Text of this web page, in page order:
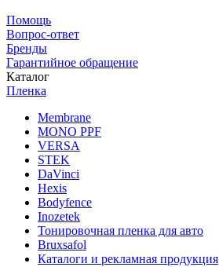
Помощь
Вопрос-ответ
Бренды
Гарантийное обращение
Каталог
Пленка
Membrane
MONO PPF
VERSA
STEK
DaVinci
Hexis
Bodyfence
Inozetek
Тонировочная пленка для авто
Bruxsafol
Каталоги и рекламная продукция